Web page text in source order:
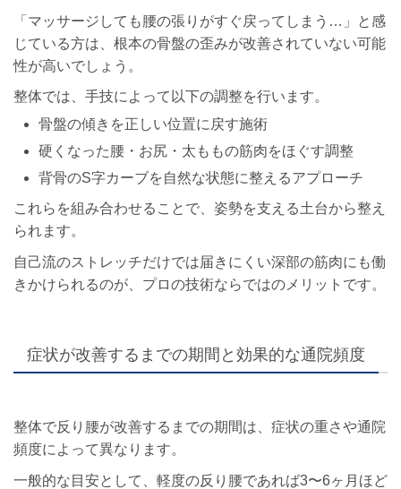
「マッサージしても腰の張りがすぐ戻ってしまう…」と感
じている方は、根本の骨盤の歪みが改善されていない可能
性が高いでしょう。
整体では、手技によって以下の調整を行います。
骨盤の傾きを正しい位置に戻す施術
硬くなった腰・お尻・太ももの筋肉をほぐす調整
背骨のS字カーブを自然な状態に整えるアプローチ
これらを組み合わせることで、姿勢を支える土台から整え
られます。
自己流のストレッチだけでは届きにくい深部の筋肉にも働
きかけられるのが、プロの技術ならではのメリットです。
症状が改善するまでの期間と効果的な通院頻度
整体で反り腰が改善するまでの期間は、症状の重さや通院
頻度によって異なります。
一般的な目安として、軽度の反り腰であれば3〜6ヶ月ほど